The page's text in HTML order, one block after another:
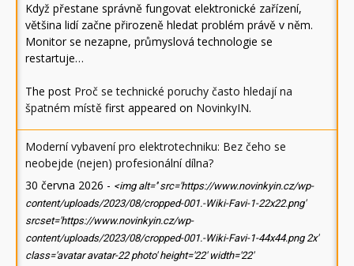
Když přestane správně fungovat elektronické zařízení,
většina lidí začne přirozeně hledat problém právě v něm.
Monitor se nezapne, průmyslová technologie se
restartuje…
The post Proč se technické poruchy často hledají na
špatném místě first appeared on NovinkyIN.
Moderní vybavení pro elektrotechniku: Bez čeho se
neobejde (nejen) profesionální dílna?
30 června 2026 - <img alt='' src='https://www.novinkyin.cz/wp-
content/uploads/2023/08/cropped-001.-Wiki-Favi-1-22x22.png'
srcset='https://www.novinkyin.cz/wp-
content/uploads/2023/08/cropped-001.-Wiki-Favi-1-44x44.png 2x'
class='avatar avatar-22 photo' height='22' width='22'